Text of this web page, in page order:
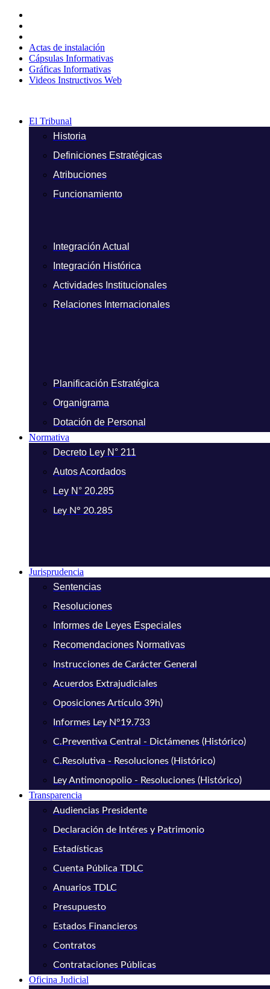
contenido
Actas de instalación
Cápsulas Informativas
Gráficas Informativas
Videos Instructivos Web
El Tribunal
Historia
Definiciones Estratégicas
Atribuciones
Funcionamiento
Integración Actual
Integración Histórica
Actividades Institucionales
Relaciones Internacionales
Planificación Estratégica
Organigrama
Dotación de Personal
Normativa
Decreto Ley N° 211
Autos Acordados
Ley N° 20.285
Ley N° 20.285
Jurisprudencia
Sentencias
Resoluciones
Informes de Leyes Especiales
Recomendaciones Normativas
Instrucciones de Carácter General
Acuerdos Extrajudiciales
Oposiciones Artículo 39h)
Informes Ley N°19.733
C.Preventiva Central - Dictámenes (Histórico)
C.Resolutiva - Resoluciones (Histórico)
Ley Antimonopolio - Resoluciones (Histórico)
Transparencia
Audiencias Presidente
Declaración de Intéres y Patrimonio
Estadísticas
Cuenta Pública TDLC
Anuarios TDLC
Presupuesto
Estados Financieros
Contratos
Contrataciones Públicas
Oficina Judicial